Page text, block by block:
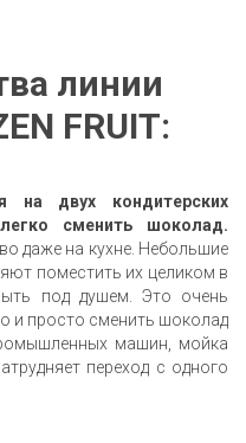
линии
FRUIT:
на двух кондитерских
сменить шоколад.
даже на кухне. Небольшие
поместить их целиком в
под душем. Это очень
и просто сменить шоколад
машин, мойка
переход с одного